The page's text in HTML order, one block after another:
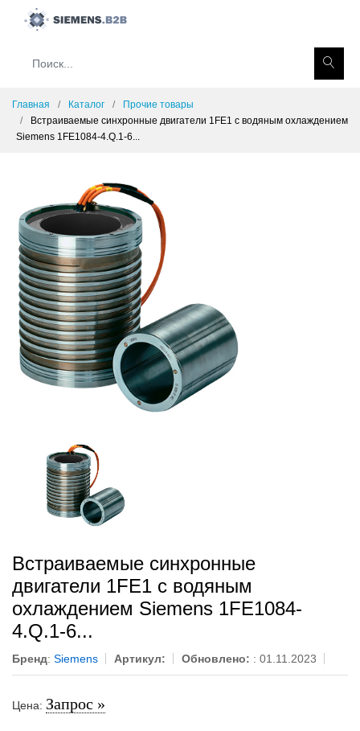
Главная Каталог
Прочие товары
Встраиваемые синхронные двигатели 1FE1 с водяным охлаждением
Siemens 1FE1084-4.Q.1-6...
Встраиваемые синхронные
двигатели 1FE1 с водяным
охлаждением Siemens 1FE1084-
4.Q.1-6...
Бренд: Siemens Артикул: Обновлено: : 01.11.2023
Цена: Запрос »